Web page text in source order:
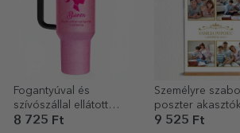
Fogantyúval és
szívószállal ellátott
termosz bögre,
8 725 Ft
Személyre
poszter
4 családi fotóval
9 525 Ft